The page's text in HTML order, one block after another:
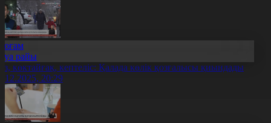
райы
көктайғақ, кептеліс: Қалада көлік қозғалысы қиындады
20:29